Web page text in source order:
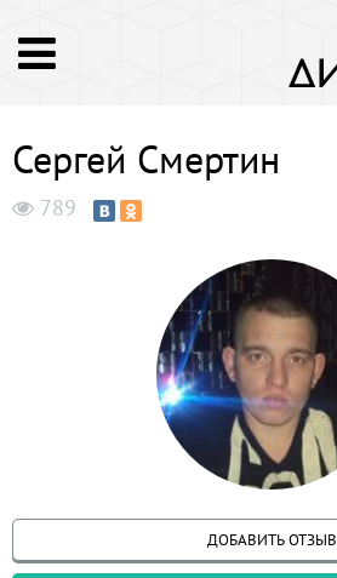
Сергей Смертин
789
ДОБАВИТЬ ОТЗЫВ